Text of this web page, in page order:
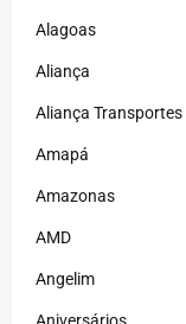
Alagoas
Aliança
Aliança Transportes
Amapá
Amazonas
AMD
Angelim